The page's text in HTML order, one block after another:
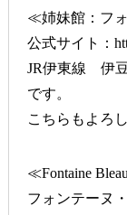
≪姉妹館：フ
公式サイト：
JR伊東線 伊
です。
こちらもよろ
≪Fontaine
フォンテーヌ